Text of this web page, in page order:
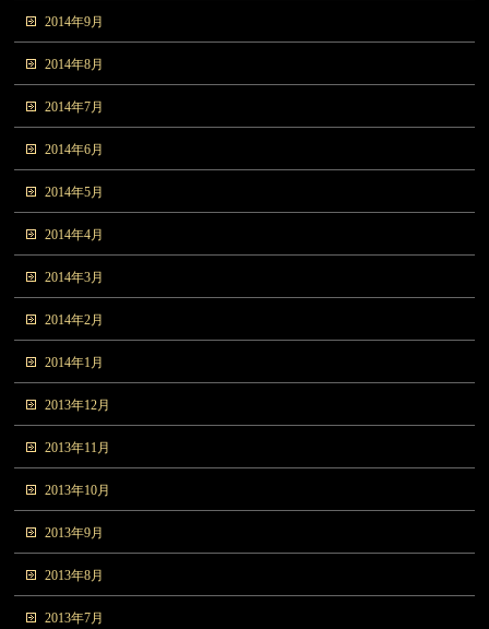
2014年9月
2014年8月
2014年7月
2014年6月
2014年5月
2014年4月
2014年3月
2014年2月
2014年1月
2013年12月
2013年11月
2013年10月
2013年9月
2013年8月
2013年7月